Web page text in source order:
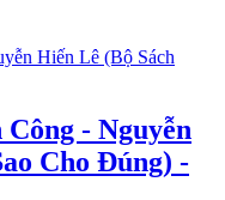
- Nguyễn
Cho Đúng) -